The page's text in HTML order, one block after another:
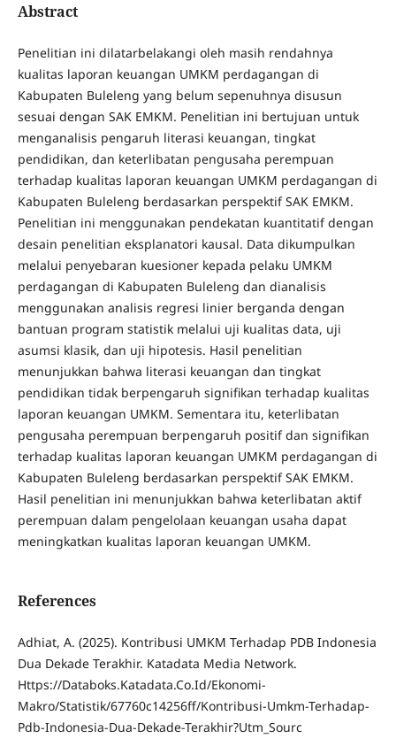
Abstract
Penelitian ini dilatarbelakangi oleh masih rendahnya
kualitas laporan keuangan UMKM perdagangan di
Kabupaten Buleleng yang belum sepenuhnya disusun
sesuai dengan SAK EMKM. Penelitian ini bertujuan untuk
menganalisis pengaruh literasi keuangan, tingkat
pendidikan, dan keterlibatan pengusaha perempuan
terhadap kualitas laporan keuangan UMKM perdagangan di
Kabupaten Buleleng berdasarkan perspektif SAK EMKM.
Penelitian ini menggunakan pendekatan kuantitatif dengan
desain penelitian eksplanatori kausal. Data dikumpulkan
melalui penyebaran kuesioner kepada pelaku UMKM
perdagangan di Kabupaten Buleleng dan dianalisis
menggunakan analisis regresi linier berganda dengan
bantuan program statistik melalui uji kualitas data, uji
asumsi klasik, dan uji hipotesis. Hasil penelitian
menunjukkan bahwa literasi keuangan dan tingkat
pendidikan tidak berpengaruh signifikan terhadap kualitas
laporan keuangan UMKM. Sementara itu, keterlibatan
pengusaha perempuan berpengaruh positif dan signifikan
terhadap kualitas laporan keuangan UMKM perdagangan di
Kabupaten Buleleng berdasarkan perspektif SAK EMKM.
Hasil penelitian ini menunjukkan bahwa keterlibatan aktif
perempuan dalam pengelolaan keuangan usaha dapat
meningkatkan kualitas laporan keuangan UMKM.
References
Adhiat, A. (2025). Kontribusi UMKM Terhadap PDB Indonesia
Dua Dekade Terakhir. Katadata Media Network.
Https://Databoks.Katadata.Co.Id/Ekonomi-
Makro/Statistik/67760c14256ff/Kontribusi-Umkm-Terhadap-
Pdb-Indonesia-Dua-Dekade-Terakhir?Utm_Sourc